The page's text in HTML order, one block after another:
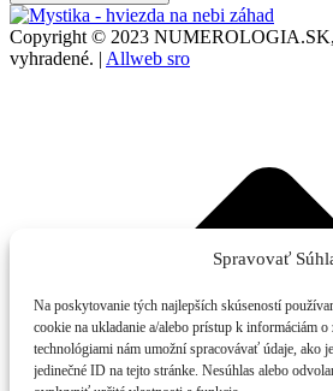
Spravovať
Na poskytovanie tých najlepších skúseností
cookie na ukladanie a/alebo prístup k informáciám
technológiami nám umožní spracovávať údaje, ako
jedinečné ID na tejto stránke. Nesúhlas alebo
Copyright © 2023 NUMEROLOGIA.SK,
vyhradené. | Allweb sro